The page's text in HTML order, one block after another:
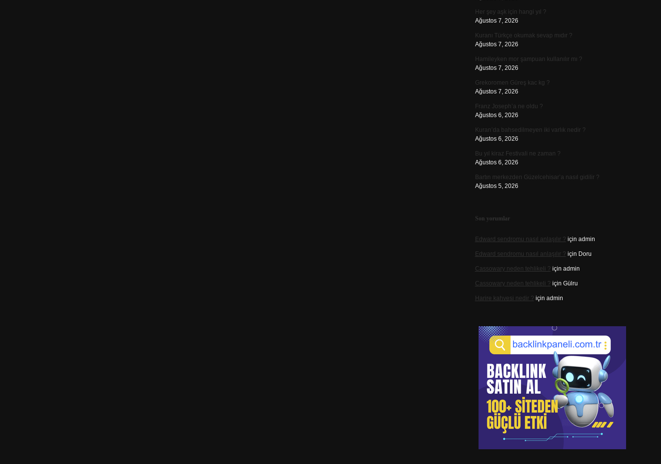
Her şey aşk için hangi yıl ?
Ağustos 7, 2026
Kuranı Türkçe okumak sevap mıdır ?
Ağustos 7, 2026
Hamileyken mor şampuan kullanılır mı ?
Ağustos 7, 2026
Grekoromen Güreş kac kg ?
Ağustos 7, 2026
Franz Joseph’a ne oldu ?
Ağustos 6, 2026
Kuran’da bahsedilmeyen iki varlık nedir ?
Ağustos 6, 2026
Bu yıl kiraz Festivali ne zaman ?
Ağustos 6, 2026
Bartın merkezden Güzelcehisar’a nasıl gidilir ?
Ağustos 5, 2026
Son yorumlar
Edward sendromu nasıl anlaşılır ? için admin
Edward sendromu nasıl anlaşılır ? için Doru
Cassowary neden tehlikeli ? için admin
Cassowary neden tehlikeli ? için Gülru
Harire kahvesi nedir ? için admin